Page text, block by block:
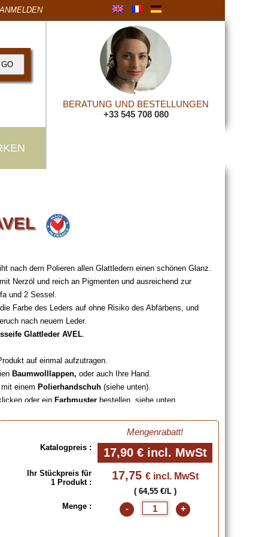
ANMELDEN
BERATUNG UND BESTELLUNGEN
+33 545 708 080
nach dem Polieren allen Glattledern einen schönen Glanz.
Nerzöl und reich an Pigmenten und ausreichend zur
und 2 Sessel.
Farbe des Leders auf ohne Risiko des Abfärbens, und
nach neuem Leder.
Glattleder AVEL.
auf einmal aufzutragen.
Baumwolllappen, oder auch Ihre Hand.
einem Polierhandschuh (siehe unten).
oder ein Farbmuster bestellen, siehe unten.
Mengenrabatt!
Katalogpreis : 17,90 € incl. MwSt
Ihr Stückpreis für
1 Produkt :
17,75 € incl. MwSt
( 64,55 €/L )
Menge :
- +